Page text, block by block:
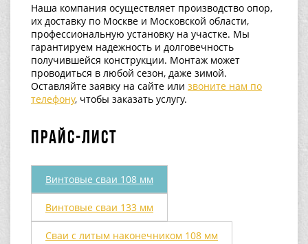
Наша компания осуществляет производство опор,
их доставку по Москве и Московской области,
профессиональную установку на участке. Мы
гарантируем надежность и долговечность
получившейся конструкции. Монтаж может
проводиться в любой сезон, даже зимой.
Оставляйте заявку на сайте или звоните нам по
телефону, чтобы заказать услугу.
Прайс-лист
Винтовые сваи 108 мм
Винтовые сваи 133 мм
Сваи с литым наконечником 108 мм